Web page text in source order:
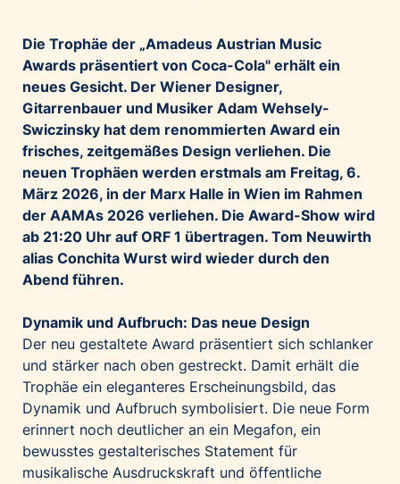
Starbucks
Superbrands Austria
Tante Fanny
Vollpension
win2day
Wolt
woom bikes
Kontakt
Die Trophäe der „Amadeus Austrian Music
Awards präsentiert von Coca-Cola" erhält ein
neues Gesicht. Der Wiener Designer,
Gitarrenbauer und Musiker Adam Wehsely-
Swiczinsky hat dem renommierten Award ein
frisches, zeitgemäßes Design verliehen. Die
neuen Trophäen werden erstmals am Freitag, 6.
März 2026, in der Marx Halle in Wien im Rahmen
der AAMAs 2026 verliehen. Die Award-Show wird
ab 21:20 Uhr auf ORF 1 übertragen. Tom Neuwirth
alias Conchita Wurst wird wieder durch den
Abend führen.
Dynamik und Aufbruch: Das neue Design
Der neu gestaltete Award präsentiert sich schlanker
und stärker nach oben gestreckt. Damit erhält die
Trophäe ein eleganteres Erscheinungsbild, das
Dynamik und Aufbruch symbolisiert. Die neue Form
erinnert noch deutlicher an ein Megafon, ein
bewusstes gestalterisches Statement für
musikalische Ausdruckskraft und öffentliche